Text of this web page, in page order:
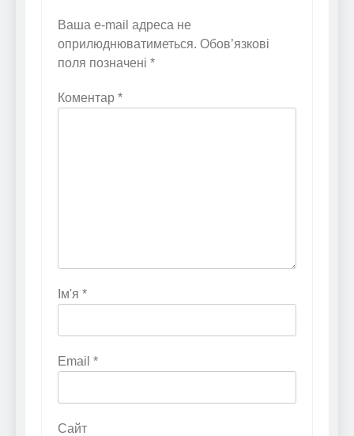
Ваша e-mail адреса не
оприлюднюватиметься. Обов’язкові
поля позначені *
Коментар *
Ім'я *
Email *
Сайт